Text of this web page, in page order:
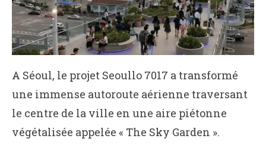
A Séoul, le projet Seoullo 7017 a transformé
une immense autoroute aérienne traversant
le centre de la ville en une aire piétonne
végétalisée appelée « The Sky Garden ».